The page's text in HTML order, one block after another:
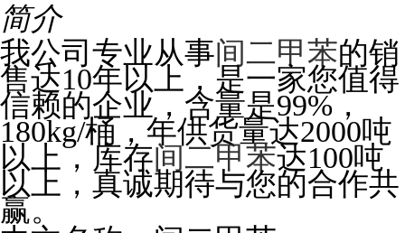
简介
我公司专业从事间二甲苯的销
售达10年以上，是一家您值得
信赖的企业，含量是99%，
180kg/桶，年供货量达2000吨
以上，库存间二甲苯达100吨
以上，真诚期待与您的合作共
赢。